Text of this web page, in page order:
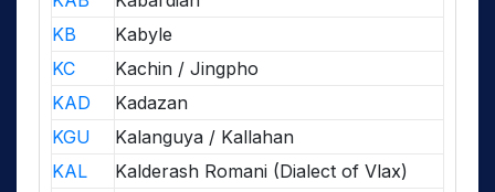
KB
Kabyle
KC
Kachin / Jingpho
KAD
Kadazan
KGU
Kalanguya / Kallahan
KAL
Kalderash Romani (Dialect of Vlax)